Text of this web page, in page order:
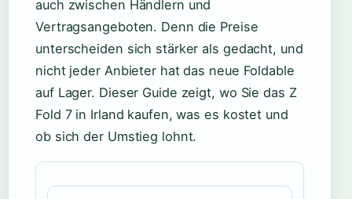
auch zwischen Händlern und
Vertragsangeboten. Denn die Preise
unterscheiden sich stärker als gedacht, und
nicht jeder Anbieter hat das neue Foldable
auf Lager. Dieser Guide zeigt, wo Sie das Z
Fold 7 in Irland kaufen, was es kostet und
ob sich der Umstieg lohnt.